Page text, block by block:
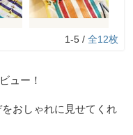
1-5 / 全12枚
ュー！
おしゃれに見せてくれ